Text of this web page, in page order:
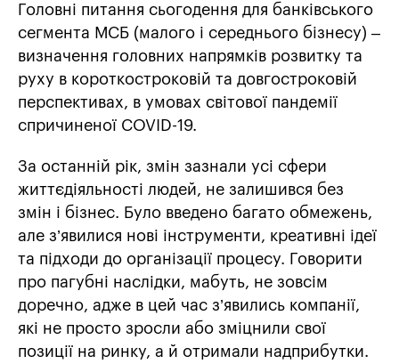
Головні питання сьогодення для банківського
сегмента МСБ (малого і середнього бізнесу) –
визначення головних напрямків розвитку та
руху в короткостроковій та довгостроковій
перспективах, в умовах світової пандемії
спричиненої COVID-19.
За останній рік, змін зазнали усі сфери
життєдіяльності людей, не залишився без
змін і бізнес. Було введено багато обмежень,
але з’явилися нові інструменти, креативні ідеї
та підходи до організації процесу. Говорити
про пагубні наслідки, мабуть, не зовсім
доречно, адже в цей час з’явились компанії,
які не просто зросли або зміцнили свої
позиції на ринку, а й отримали надприбутки.